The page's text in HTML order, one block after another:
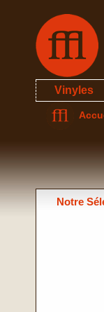
Vinyles
Notre